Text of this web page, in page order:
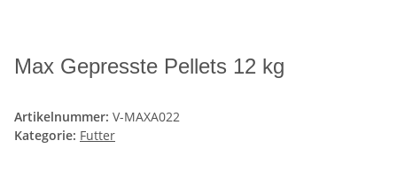
Max Gepresste Pellets 12 kg
Artikelnummer: V-MAXA022
Kategorie: Futter